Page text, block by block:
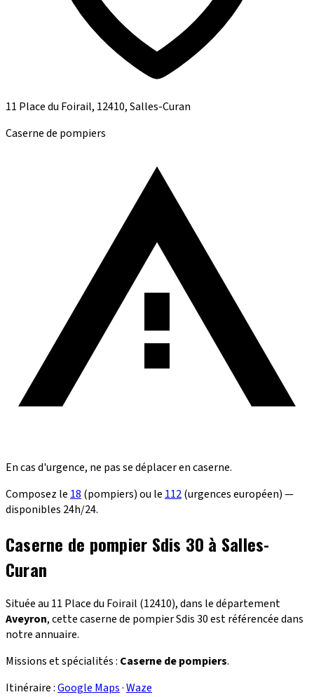
11 Place du Foirail, 12410, Salles-Curan
Caserne de pompiers
En cas d'urgence, ne pas se déplacer en caserne.
Composez le 18 (pompiers) ou le 112(urgences européen) —
disponibles 24h/24.
Caserne de pompier Sdis 30 à Salles-
Curan
Située au 11 Place du Foirail (12410), dans le département
Aveyron, cette caserne de pompier Sdis 30 est référencée dans
notre annuaire.
Missions et spécialités : Caserne de pompiers.
Itinéraire :Google Maps·Waze